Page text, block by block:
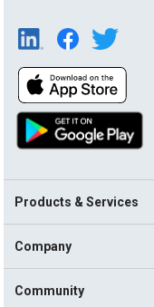
Products & Services
Company
Community